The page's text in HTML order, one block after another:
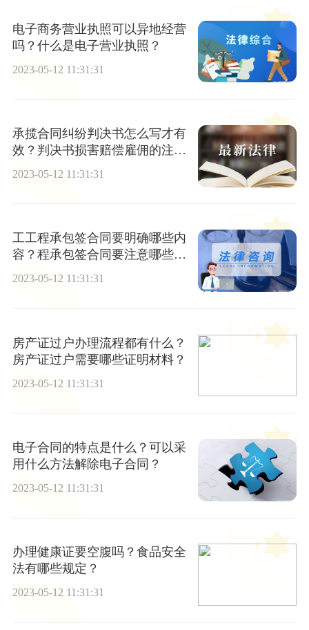
电子商务营业执照可以异地经营
吗？什么是电子营业执照？
2023-05-12 11:31:31
承揽合同纠纷判决书怎么写才有
效？判决书损害赔偿雇佣的注意
2023-05-12 11:31:31
工工程承包签合同要明确哪些内
容？程承包签合同要注意哪些细
节？
2023-05-12 11:31:31
房产证过户办理流程都有什么？
房产证过户需要哪些证明材料？
2023-05-12 11:31:31
电子合同的特点是什么？可以采
用什么方法解除电子合同？
2023-05-12 11:31:31
办理健康证要空腹吗？食品安全
法有哪些规定？
2023-05-12 11:31:31